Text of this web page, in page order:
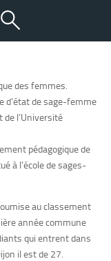
par les sages-
des femmes.
d’état de sage-femme
de l’Université
pédagogique de
à l’école de sages-
au classement
année commune
qui entrent dans
il est de 27.